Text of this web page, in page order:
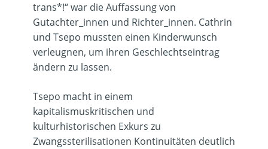
trans*!“ war die Auffassung von
Gutachter_innen und Richter_innen. Cathrin
und Tsepo mussten einen Kinderwunsch
verleugnen, um ihren Geschlechtseintrag
ändern zu lassen.
Tsepo macht in einem
kapitalismuskritischen und
kulturhistorischen Exkurs zu
Zwangssterilisationen Kontinuitäten deutlich